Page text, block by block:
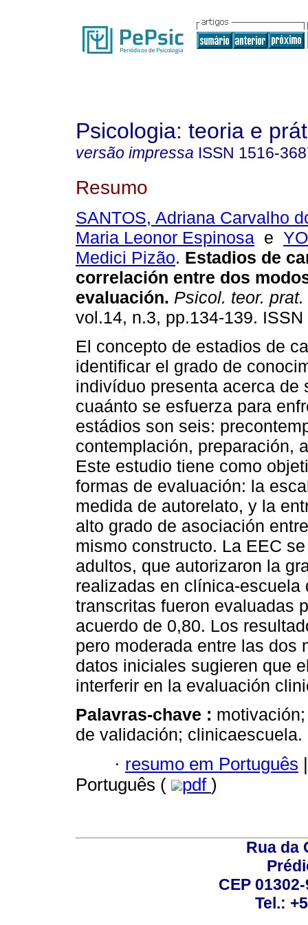
Psicologia: teoria e
versão impressa ISSN 1516-
Resumo
SANTOS, Adriana Carvalho
Maria Leonor Espinosa e
Medici Pizão. Estadios de
correlación entre dos
evaluación. Psicol. teor. prat.
vol.14, n.3, pp.134-139.
El concepto de estadios de
identificar el grado de
indivíduo presenta acerca de
cuaánto se esfuerza para
estádios son seis:
contemplación, preparación,
Este estudio tiene como
formas de evaluación: la
medida de autorelato, y la
alto grado de asociación
mismo constructo. La EEC
adultos, que autorizaron la
realizadas en clínica-
transcritas fueron evaluadas
acuerdo de 0,80. Los
pero moderada entre las dos
datos iniciales sugieren que
interferir en la evaluación
Palavras-chave :
de validación; clinicaescuela.
· resumo em Português |
Português (
pdf )
Rua da
CEP
Tel.: